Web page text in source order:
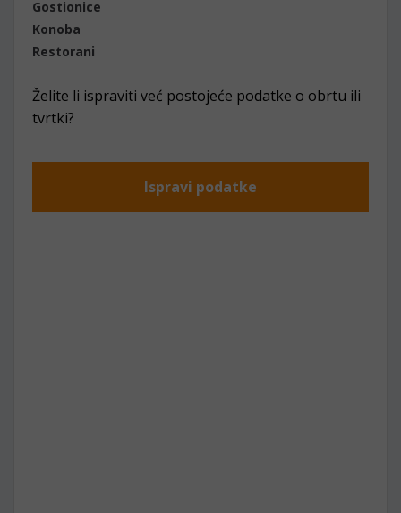
Gostionice
Konoba
Restorani
Želite li ispraviti već postojeće podatke o obrtu ili
tvrtki?
Ispravi podatke